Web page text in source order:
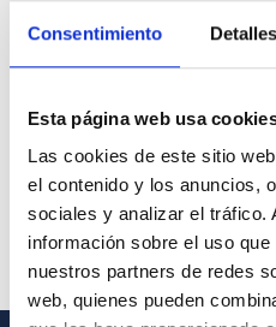
Consentimiento Detalles
Esta página web usa
Las cookies de este sitio
el contenido y los anuncios,
sociales y analizar el tráfico.
información sobre el uso
nuestros partners de redes
web, quienes pueden